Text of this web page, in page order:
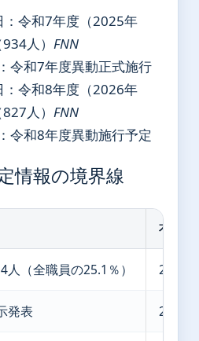
：令和7年度（2025年
人） FNN
：令和7年度異動正式施行
：令和8年度（2026年
人） FNN
：令和8年度異動施行予定
情報の境界線
不明瞭
（全職員の25.1％） 2025
発表 2026